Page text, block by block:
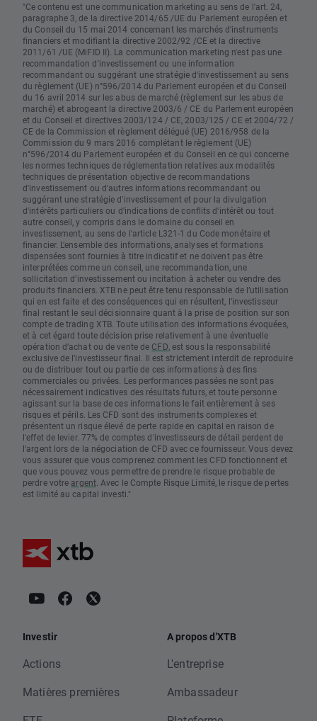
"Ce contenu est une communication marketing au sens de l'art. 24,
paragraphe 3, de la directive 2014/65 /UE du Parlement européen et
du Conseil du 15 mai 2014 concernant les marchés d'instruments
financiers et modifiant la directive 2002/92 /CE et la directive
2011/61 /UE (MiFID II). La communication marketing n'est pas une
recommandation d'investissement ou une information
recommandant ou suggérant une stratégie d'investissement au sens
du règlement (UE) n°596/2014 du Parlement européen et du Conseil
du 16 avril 2014 sur les abus de marché (règlement sur les abus de
marché) et abrogeant la directive 2003/6 / CE du Parlement européen
et du Conseil et directives 2003/124 / CE, 2003/125 / CE et 2004/72 /
CE de la Commission et règlement délégué (UE) 2016/958 de la
Commission du 9 mars 2016 complétant le règlement (UE)
n°596/2014 du Parlement européen et du Conseil en ce qui concerne
les normes techniques de réglementation relatives aux modalités
techniques de présentation objective de recommandations
d'investissement ou d'autres informations recommandant ou
suggérant une stratégie d'investissement et pour la divulgation
d'intérêts particuliers ou d'indications de conflits d'intérêt ou tout
autre conseil, y compris dans le domaine du conseil en
investissement, au sens de l'article L321-1 du Code monétaire et
financier. L’ensemble des informations, analyses et formations
dispensées sont fournies à titre indicatif et ne doivent pas être
interprétées comme un conseil, une recommandation, une
sollicitation d’investissement ou incitation à acheter ou vendre des
produits financiers. XTB ne peut être tenu responsable de l’utilisation
qui en est faite et des conséquences qui en résultent, l’investisseur
final restant le seul décisionnaire quant à la prise de position sur son
compte de trading XTB. Toute utilisation des informations évoquées,
et à cet égard toute décision prise relativement à une éventuelle
opération d’achat ou de vente de CFD , est sous la responsabilité
exclusive de l’investisseur final. Il est strictement interdit de reproduire
ou de distribuer tout ou partie de ces informations à des fins
commerciales ou privées. Les performances passées ne sont pas
nécessairement indicatives des résultats futurs, et toute personne
agissant sur la base de ces informations le fait entièrement à ses
risques et périls. Les CFD sont des instruments complexes et
présentent un risque élevé de perte rapide en capital en raison de
l'effet de levier. 77% de comptes d'investisseurs de détail perdent de
l'argent lors de la négociation de CFD avec ce fournisseur. Vous devez
vous assurer que vous comprenez comment les CFD fonctionnent et
que vous pouvez vous permettre de prendre le risque probable de
perdre votre argent. Avec le Compte Risque Limité, le risque de pertes
est limité au capital investi."
Investir
Actions
Matières premières
A propos d'XTB
L'entreprise
Ambassadeur